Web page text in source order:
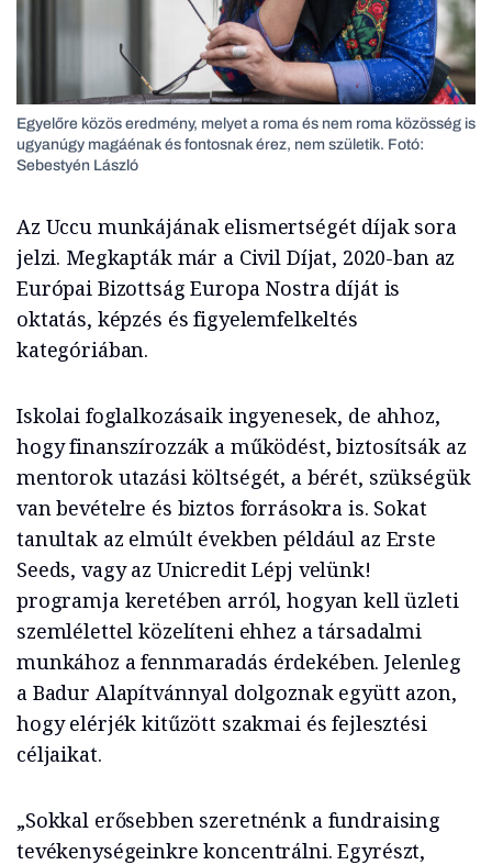
Egyelőre közös eredmény, melyet a roma és nem roma közösség is
ugyanúgy magáénak és fontosnak érez, nem születik. Fotó:
Sebestyén László
Az Uccu munkájának elismertségét díjak sora
jelzi. Megkapták már a Civil Díjat, 2020-ban az
Európai Bizottság Europa Nostra díját is
oktatás, képzés és figyelemfelkeltés
kategóriában.
Iskolai foglalkozásaik ingyenesek, de ahhoz,
hogy finanszírozzák a működést, biztosítsák az
mentorok utazási költségét, a bérét, szükségük
van bevételre és biztos forrásokra is. Sokat
tanultak az elmúlt években például az Erste
Seeds, vagy az Unicredit Lépj velünk!
programja keretében arról, hogyan kell üzleti
szemlélettel közelíteni ehhez a társadalmi
munkához a fennmaradás érdekében. Jelenleg
a Badur Alapítvánnyal dolgoznak együtt azon,
hogy elérjék kitűzött szakmai és fejlesztési
céljaikat.
„Sokkal erősebben szeretnénk a fundraising
tevékenységeinkre koncentrálni. Egyrészt,